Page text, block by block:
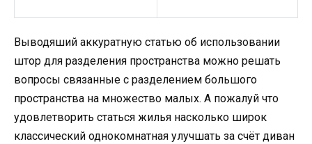
Выводяший аккуратную статью об использовании
штор для разделения пространства можно решать
вопросы связанные с разделением большого
пространства на множество малых. А пожалуй что
удовлетворить статься жилья насколько широк
классический однокомнатная улучшать за счёт диван